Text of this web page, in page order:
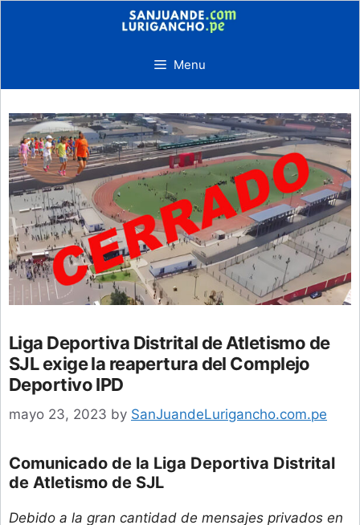
Menu
Liga Deportiva Distrital de Atletismo de
SJL exige la reapertura del Complejo
Deportivo IPD
mayo 23, 2023 by SanJuandeLurigancho.com.pe
Comunicado de la Liga Deportiva Distrital
de Atletismo de SJL
Debido a la gran cantidad de mensajes privados en